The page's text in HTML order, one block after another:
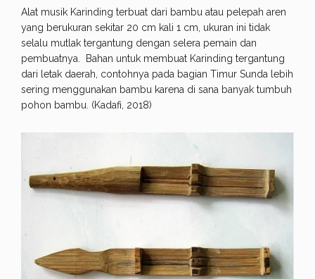
Alat musik Karinding terbuat dari bambu atau pelepah aren
yang berukuran sekitar 20 cm kali 1 cm, ukuran ini tidak
selalu mutlak tergantung dengan selera pemain dan
pembuatnya. Bahan untuk membuat Karinding tergantung
dari letak daerah, contohnya pada bagian Timur Sunda lebih
sering menggunakan bambu karena di sana banyak tumbuh
pohon bambu. (Kadafi, 2018)